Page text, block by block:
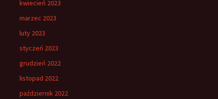
kwiecień 2023
marzec 2023
luty 2023
styczeń 2023
grudzień 2022
listopad 2022
październik 2022